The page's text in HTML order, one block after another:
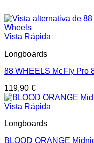
Vista Rápida
Longboards
88 WHEELS McFly Pro
119,90 €
Vista Rápida
Longboards
BLOOD ORANGE